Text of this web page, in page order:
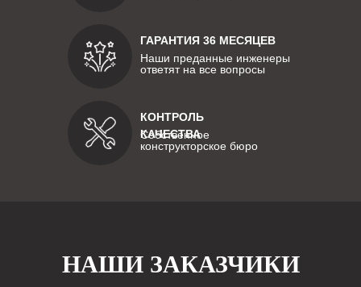
КОНТРОЛЬ
КАЧЕСТВА
Собственное
конструкторское бюро
ГАРАНТИЯ 36 МЕСЯЦЕВ
Наши преданные инженеры
ответят на все вопросы
НАШИ ЗАКАЗЧИКИ